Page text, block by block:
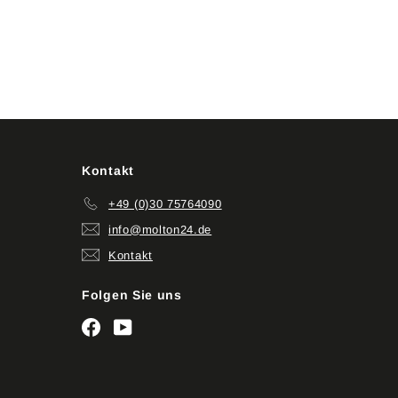
Kontakt
+49 (0)30 75764090
info@molton24.de
Kontakt
Folgen Sie uns
Facebook